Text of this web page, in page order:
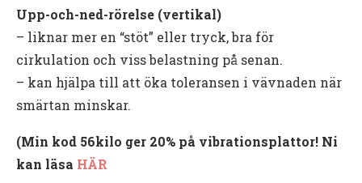
Upp-och-ned-rörelse (vertikal)
– liknar mer en “stöt” eller tryck, bra för
cirkulation och viss belastning på senan.
– kan hjälpa till att öka toleransen i vävnaden när
smärtan minskar.
(Min kod 56kilo ger 20% på vibrationsplattor! Ni
kan läsa HÄR